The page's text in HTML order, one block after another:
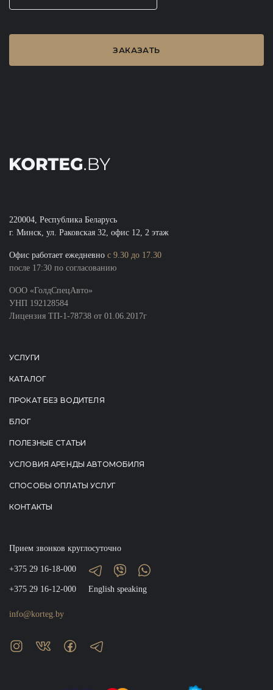
ЗАКАЗАТЬ
220004, Республика Беларусь
г. Минск, ул. Раковская 32, офис 12, 2 этаж
Oфис работает ежедневно с 9.30 до 17.30
после 17:30 по согласованию
ООО «ГолдСпецАвто»
УНП 192128584
Лицензия ТП-1-78738 от 01.06.2017г
УСЛУГИ
КАТАЛОГ
ПРОКАТ БЕЗ ВОДИТЕЛЯ
БЛОГ
ПОЛЕЗНЫЕ СТАТЬИ
УСЛОВИЯ АРЕНДЫ АВТОМОБИЛЯ
СПОСОБЫ ОПЛАТЫ УСЛУГ
КОНТАКТЫ
Прием звонков круглосуточно
+375 29 16-18-000
+375 29 16-12-000
info@korteg.by
English speaking